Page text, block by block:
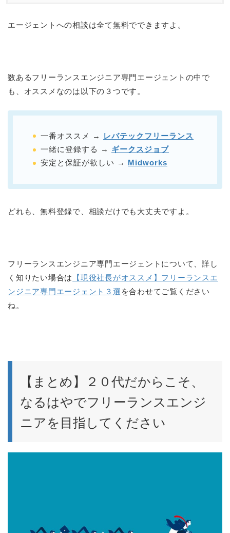
エージェントへの相談は全て無料でできますよ。
数あるフリーランスエンジニア専門エージェントの中で
も、オススメなのは以下の３つです。
一番オススメ →
レバテックフリーランス
一緒に登録する → ギークスジョブ
安定と保証が欲しい → Midworks
どれも、無料登録で、相談だけでも大丈夫ですよ。
フリーランスエンジニア専門エージェントについて、詳し
く知りたい場合は
【現役社長がオススメ】フリーランスエ
ンジニア専門エージェント３選 を合わせてご覧ください
ね。
【まとめ】２０代だからこそ、
なるはやでフリーランスエンジ
ニアを目指してください